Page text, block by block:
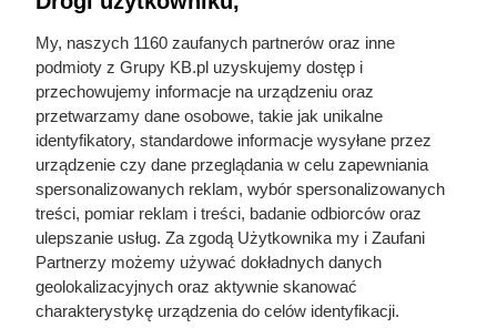
pluskwa domowa
gryzonie i insekty
mrówki w domu
pchły
karaluchy
kleszcze
owady
prusaki
pułapka
My, naszych 1160 zaufanych partnerów oraz inne
podmioty z Grupy KB.pl uzyskujemy dostęp i
przechowujemy informacje na urządzeniu oraz
przetwarzamy dane osobowe, takie jak unikalne
identyfikatory, standardowe informacje wysyłane przez
urządzenie czy dane przeglądania w celu zapewniania
spersonalizowanych reklam, wybór spersonalizowanych
treści, pomiar reklam i treści, badanie odbiorców oraz
ulepszanie usług. Za zgodą Użytkownika my i Zaufani
Partnerzy możemy używać dokładnych danych
geolokalizacyjnych oraz aktywnie skanować
charakterystykę urządzenia do celów identyfikacji.